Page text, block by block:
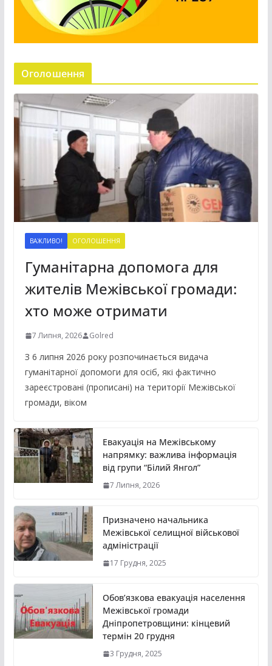
Оголошення
ВАЖЛИВО! ОГОЛОШЕННЯ
Гуманітарна допомога для
жителів Межівської громади:
хто може отримати
7 Липня, 2026 Golred
З 6 липня 2026 року розпочинається видача
гуманітарної допомоги для осіб, які фактично
зареєстровані (прописані) на території Межівської
громади, віком
Евакуація на Межівському
напрямку: важлива інформація
від групи “Білий Янгол”
7 Липня, 2026
Призначено начальника
Межівської селищної військової
адміністрації
17 Грудня, 2025
Обов’язкова евакуація населення
Межівської громади
Дніпропетровщини: кінцевий
термін 20 грудня
3 Грудня, 2025